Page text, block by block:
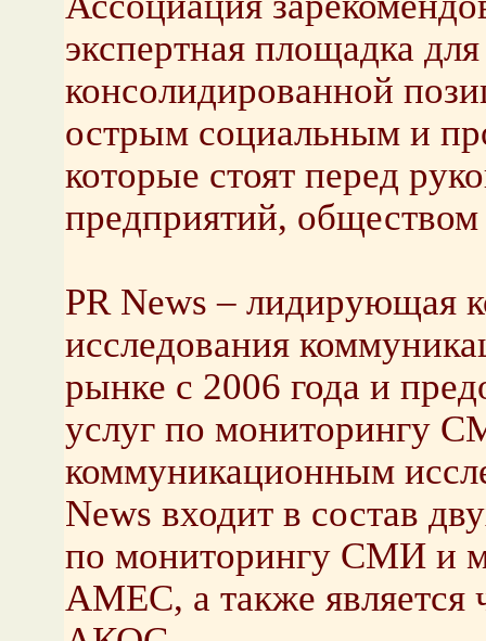
экспертная площадка
консолидированной
острым социальным и
которые стоят перед
предприятий,
PR News – лидирующая
исследования
рынке с 2006 года и
услуг по мониторингу
коммуникационным
News входит в состав
по мониторингу СМИ и
AMEC, а также